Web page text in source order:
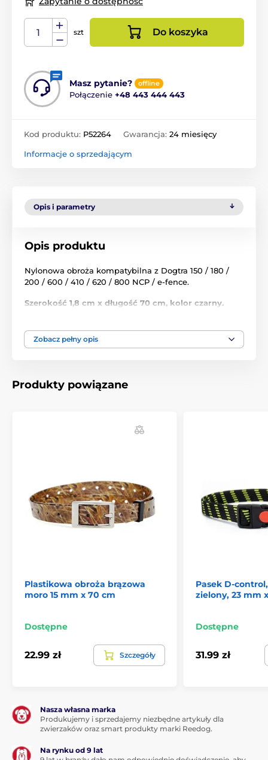
szt Do koszyka
Masz pytanie? offline
Połączenie +48 443 444 443
Kod produktu: P52264 Gwarancja: 24 miesięcy
Informacje o sprzedającym
Opis i parametry
Opis produktu
Nylonowa obroża kompatybilna z Dogtra 150 / 180 /
200 / 600 / 410 / 620 / 800 NCP / e-fence.
Szerokość 1,8 cm x długość 70 cm, kolor czarny.
Produkt znajduje się w kategoriach
Obroże
Zobacz pełny opis
Produkty powiązane
Plastikowa obroża brązowa
moro 15 mm x 70 cm
Dostępne
22.99 zł Szczegóły
Pasek D-
zielony, 23 mm
Dostępne
31.99 zł
Nasza własna marka
Produkujemy i sprzedajemy niezbędne artykuły dla
zwierzaków oraz smart produkty marki Reedog.
Na rynku od 9 lat